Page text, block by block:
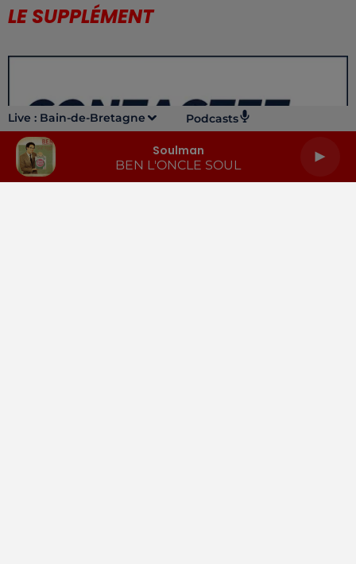
Live : Bain-de-Bretagne Podcasts
Soulman
BEN L'ONCLE SOUL
LE SUPPLÉMENT